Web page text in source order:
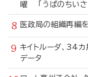
曜 「うぱのちいさ
医政局の組織再
キイトルーダ、34
データ